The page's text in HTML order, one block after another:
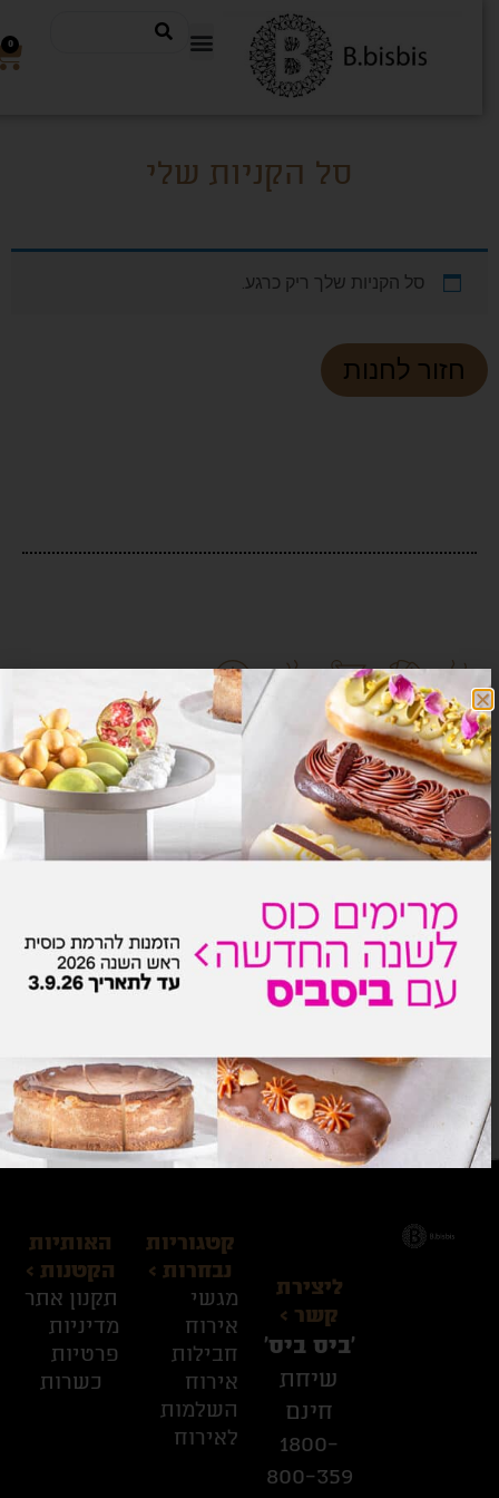
סל הקניות שלי
סל הקניות שלך ריק כרגע.
חזור לחנות
מעדיפים להזמין טלפונית?
חייגו1800-800-359
או כתבו לנו כאן ונחזור אליכם בהקדם
אשמח שתחזרו אלי:)
ליצירת
קשר >
׳ביס ביס׳
שיחת
חינם
1800-
800-359
קטגוריות
נבחרות >
מגשי
אירוח
חבילות
אירוח
השלמות
לאירוח
האותיות
הקטנות >
תקנון אתר
מדיניות
פרטיות
כשרות